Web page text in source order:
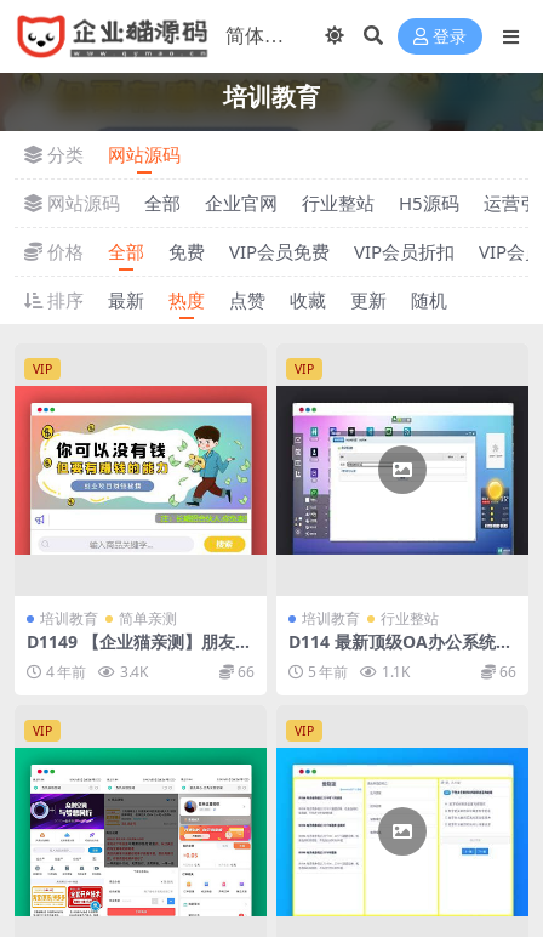
登录
培训教育
分类
网站源码
网站源码
全部 企业官网 行业整站 H5源码
运营引
价格
全部 免费 VIP会员免费 VIP会员折扣
VIP会
排序
最新 热度 点赞 收藏 更新 随机
VIP
培训教育 简单亲测
D1149 【企业猫亲测】朋友投
稿的全新知识付费新模板
4 年前 3.4K 66
VIP
培训教育 行业整站
D114 最新顶级OA办公系统源
码 OA协同办公系统,包含CRM
客户管理系统+内部聊天工具
+自适应手机
5 年前 1.1K 66
VIP VIP